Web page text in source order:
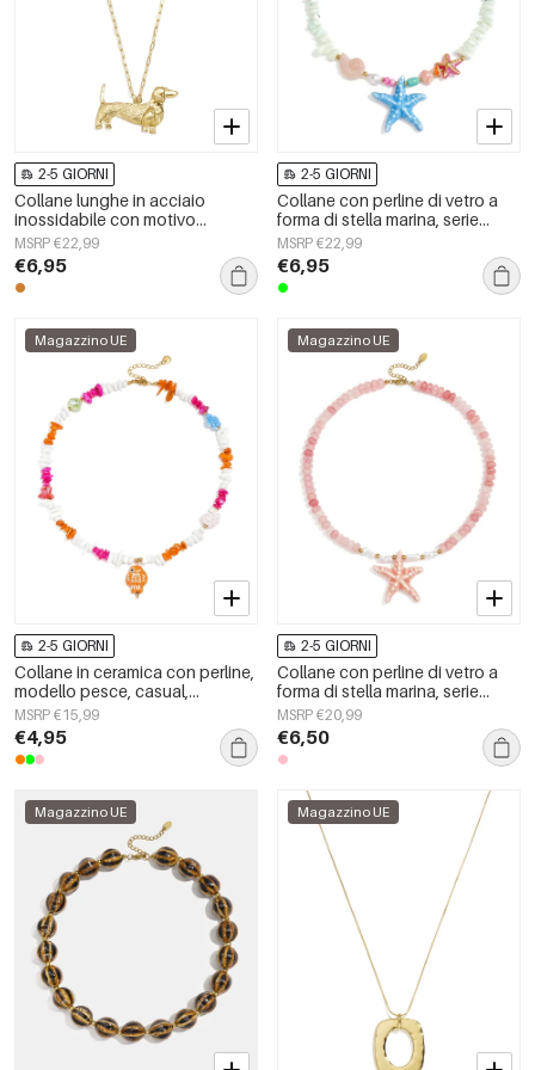
2-5 GIORNI
Collane lunghe in acciaio
inossidabile con motivo
animale, serie semplice per tutti i
giorni, gioielli da donna
MSRP €22,99
€6,95
2-5 GIORNI
Collane con perline di vetro a
forma di stella marina, serie
&quot;Vacanze/Spiaggia
Romantica&quot;, gioielli da
donna.
MSRP €22,99
€6,95
Magazzino UE
2-5 GIORNI
Collane in ceramica con perline,
modello pesce, casual,
quotidiane, romantiche, gioielli
da donna
MSRP €15,99
€4,95
Magazzino UE
2-5 GIORNI
Collane con perline di vetro a
forma di stella marina, serie
&quot;Vacanze/Spiaggia
Romantica&quot;, gioielli da
donna.
MSRP €20,99
€6,50
Magazzino UE Magazzino UE